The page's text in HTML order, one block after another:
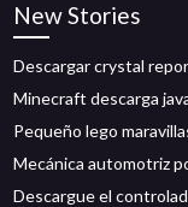
New Stories
Descargar crystal
Minecraft descarga
Pequeño lego
Mecánica automotriz
Descargue el